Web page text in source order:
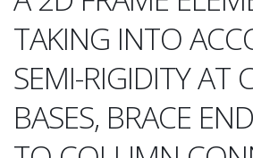
TAKING INTO
SEMI-RIGIDITY AT
BASES, BRACE